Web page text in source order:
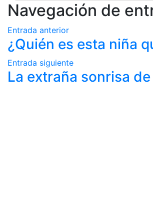
Navegación de
Entrada anterior
¿Quién es esta niña
Entrada siguiente
La extraña sonrisa